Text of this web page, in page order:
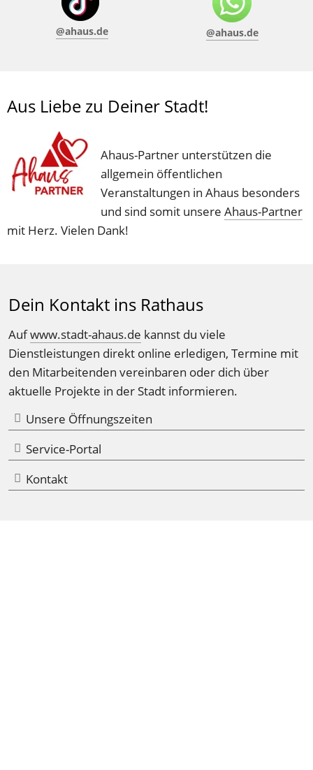
@ahaus.de @ahaus.de
Aus Liebe zu Deiner Stadt!
Ahaus-Partner unterstützen die
allgemein öffentlichen
Veranstaltungen in Ahaus besonders
und sind somit unsere Ahaus-Partner
mit Herz. Vielen Dank!
Dein Kontakt ins Rathaus
Auf www.stadt-ahaus.de kannst du viele
Dienstleistungen direkt online erledigen, Termine mit
den Mitarbeitenden vereinbaren oder dich über
aktuelle Projekte in der Stadt informieren.
Unsere Öffnungszeiten
Service-Portal
Kontakt